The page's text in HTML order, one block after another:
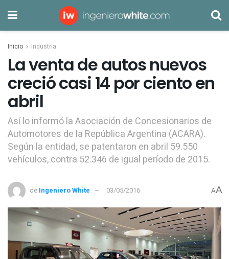
Inicio Industria
La venta de autos nuevos
creció casi 14 por ciento en
abril
Así lo informó la Asociación de Concesionarios de
Automotores de la República Argentina (ACARA).
Según la entidad, se patentaron en abril 59.550
vehículos, contra 52.346 de igual período de 2015.
de Ingeniero White 03/05/2016 AA